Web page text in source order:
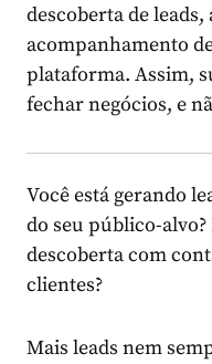
descoberta de
acompanhamento
plataforma. Assim,
fechar negócios, e
Você está gerando
do seu público-
descoberta com
clientes?
Mais leads nem